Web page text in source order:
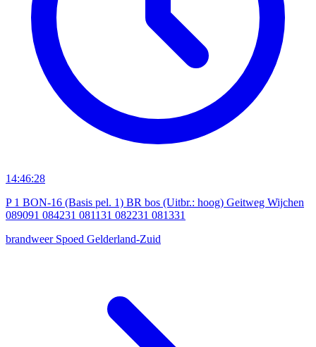
14:46:28
P 1 BON-16 (Basis pel. 1) BR bos (Uitbr.: hoog) Geitweg Wijchen
089091 084231 081131 082231 081331
brandweer Spoed Gelderland-Zuid